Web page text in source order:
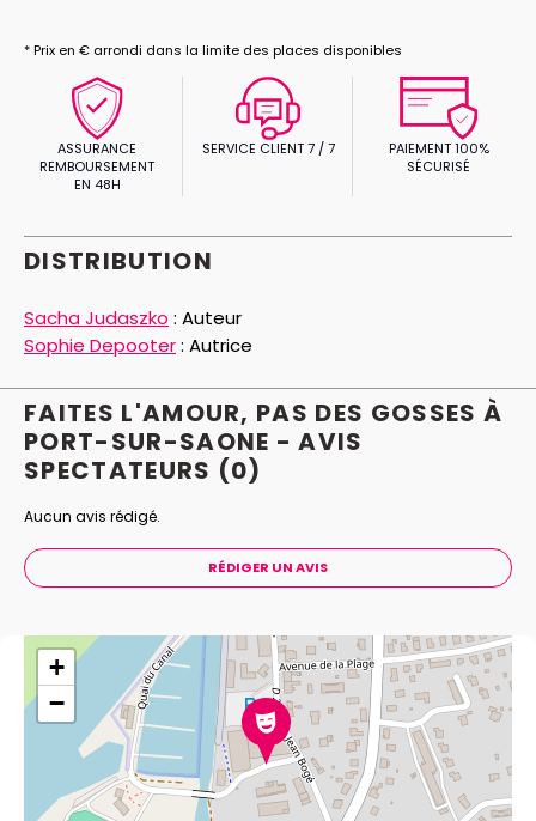
* Prix en € arrondi dans la limite des places disponibles
ASSURANCE
REMBOURSEMENT
EN 48H
SERVICE CLIENT 7 / 7
PAIEMENT 100%
SÉCURISÉ
DISTRIBUTION
Sacha Judaszko : Auteur
Sophie Depooter: Autrice
FAITES L'AMOUR, PAS DES GOSSES À
PORT-SUR-SAONE - AVIS
SPECTATEURS (0)
Aucun avis rédigé.
RÉDIGER UN AVIS
+
−